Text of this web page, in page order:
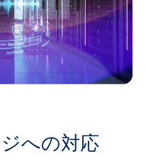
への対応